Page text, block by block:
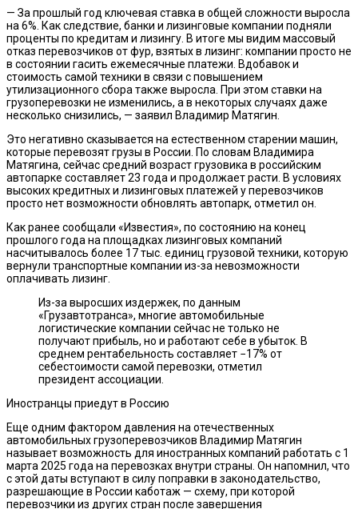
— За прошлый год ключевая ставка в общей сложности выросла
на 6%. Как следствие, банки и лизинговые компании подняли
проценты по кредитам и лизингу. В итоге мы видим массовый
отказ перевозчиков от фур, взятых в лизинг: компании просто не
в состоянии гасить ежемесячные платежи. Вдобавок и
стоимость самой техники в связи с повышением
утилизационного сбора также выросла. При этом ставки на
грузоперевозки не изменились, а в некоторых случаях даже
несколько снизились, — заявил Владимир Матягин.
Это негативно сказывается на естественном старении машин,
которые перевозят грузы в России. По словам Владимира
Матягина, сейчас средний возраст грузовика в российским
автопарке составляет 23 года и продолжает расти. В условиях
высоких кредитных и лизинговых платежей у перевозчиков
просто нет возможности обновлять автопарк, отметил он.
Как ранее сообщали «Известия», по состоянию на конец
прошлого года на площадках лизинговых компаний
насчитывалось более 17 тыс. единиц грузовой техники, которую
вернули транспортные компании из-за невозможности
оплачивать лизинг.
Из-за выросших издержек, по данным
«Грузавтотранса», многие автомобильные
логистические компании сейчас не только не
получают прибыль, но и работают себе в убыток. В
среднем рентабельность составляет −17% от
себестоимости самой перевозки, отметил
президент ассоциации.
Иностранцы приедут в Россию
Еще одним фактором давления на отечественных
автомобильных грузоперевозчиков Владимир Матягин
называет возможность для иностранных компаний работать с 1
марта 2025 года на перевозках внутри страны. Он напомнил, что
с этой даты вступают в силу поправки в законодательство,
разрешающие в России каботаж — схему, при которой
перевозчики из других стран после завершения